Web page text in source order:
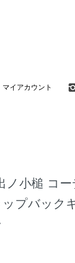
マイアカウント
ノ小槌 コ
プバック